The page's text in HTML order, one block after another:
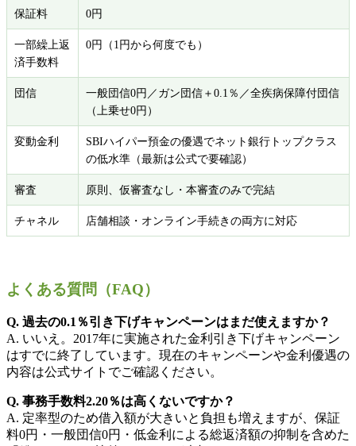
保証料 0円
一部繰上返
済手数料
0円（1円から何度でも）
団信
一般団信0円／ガン団信＋0.1％／全疾病保障付団信
（上乗せ0円）
変動金利
SBIハイパー預金の優遇でネット銀行トップクラス
の低水準（最新は公式で要確認）
審査 原則、仮審査なし・本審査のみで完結
チャネル 店舗相談・オンライン手続きの両方に対応
よくある質問（FAQ）
Q. 過去の0.1％引き下げキャンペーンはまだ使えますか？
A. いいえ。2017年に実施された金利引き下げキャンペーン
はすでに終了しています。現在のキャンペーンや金利優遇の
内容は公式サイトでご確認ください。
Q. 事務手数料2.20％は高くないですか？
A. 定率型のため借入額が大きいと負担も増えますが、保証
料0円・一般団信0円・低金利による総返済額の抑制を含めた